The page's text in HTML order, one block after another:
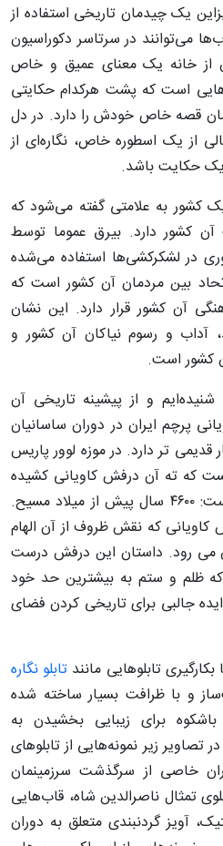
یک چیدمان تاریخی استفاده از
می‌توانند در سرتاسر دکوراسیون
از خانه یک معنای عمیق و خاص
است که پشت هرکدام حکایتی
قصه خاص خودش را دارد. در دل
از یک اسطوره خاص، نگاره‌ای از
حکایت باشد.
کشور به علامتی گفته می‌شود که
کشور دارد. بیرق عموما توسط
در لشکرکشی‌ها استفاده می‌شده
بین مردمان آن کشور است که
آن کشور قرار دارد. این نشان
آداب و رسوم نیاکان آن کشور و
کشور است.
و از پیشینه تاریخی آن
پرچم ایران در دوران ساسانیان
قدیمی تر دارد. در موزه لوور پاریس
که ته آن درفش کاویانی کشیده
شده و روی آن نوشته شده است: ۴۶۰۰ سال پیش از میلاد مسیح.
که نقش ظروف از آن الهام
۶۶۰۰ سالِ پیش می رود. داستان این درفش درست
ظلم و ستم به بیشترین حد خود
جالبی برای تاریخی کردن فضای
تابلوهایی مانند تابلو نگاره
و با ظرافت بسیار ساخته شده
برای زیبایی بخشیدن به
تصاویر زیر نمونه‌هایی از تابلوهای
خاصی از سرگذشت سرزمینمان
تمثال ناصرالدین شاه، قاب‌هایی
آویز گردنبندی متعلق به دوران